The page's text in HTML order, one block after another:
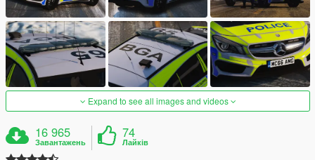
Expand to see all images and videos
16 965
Завантажень
74
Лайків